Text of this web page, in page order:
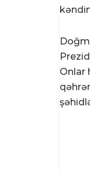
Onlar